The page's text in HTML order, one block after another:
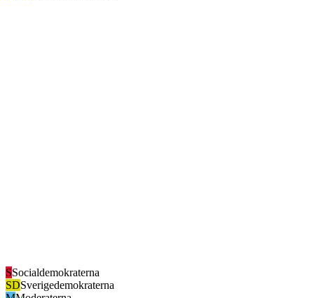
SSocialdemokraterna
SDSverigedemokraterna